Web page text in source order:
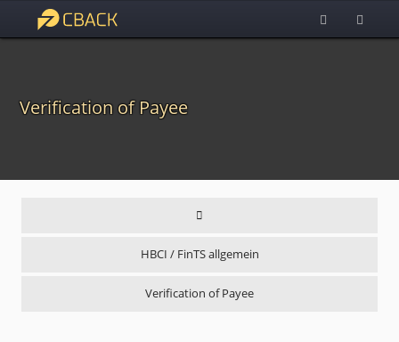
Verification of Payee
HBCI / FinTS allgemein
Verification of Payee